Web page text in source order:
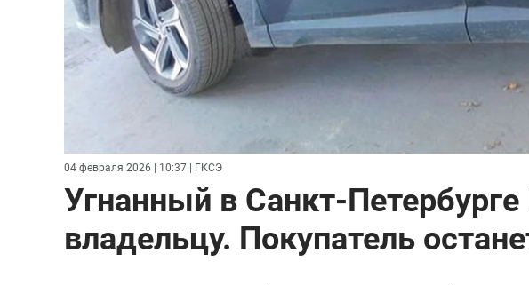
04 февраля 2026 | 10:37 | ГКСЭ
Угнанный в Санкт-Петербурге
владельцу. Покупатель